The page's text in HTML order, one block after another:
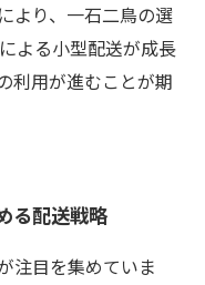
より、一石二鳥の選
よる小型配送が成長
利用が進むことが期
る配送戦略
注目を集めていま